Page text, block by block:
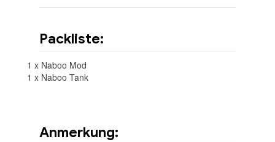
Packliste:
1 x Naboo Mod
1 x Naboo Tank
Anmerkung: